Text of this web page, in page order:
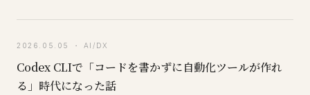
2026.05.05 ・ AI/DX
Codex CLIで「コードを書かずに自動化ツールが作れ
る」時代になった話